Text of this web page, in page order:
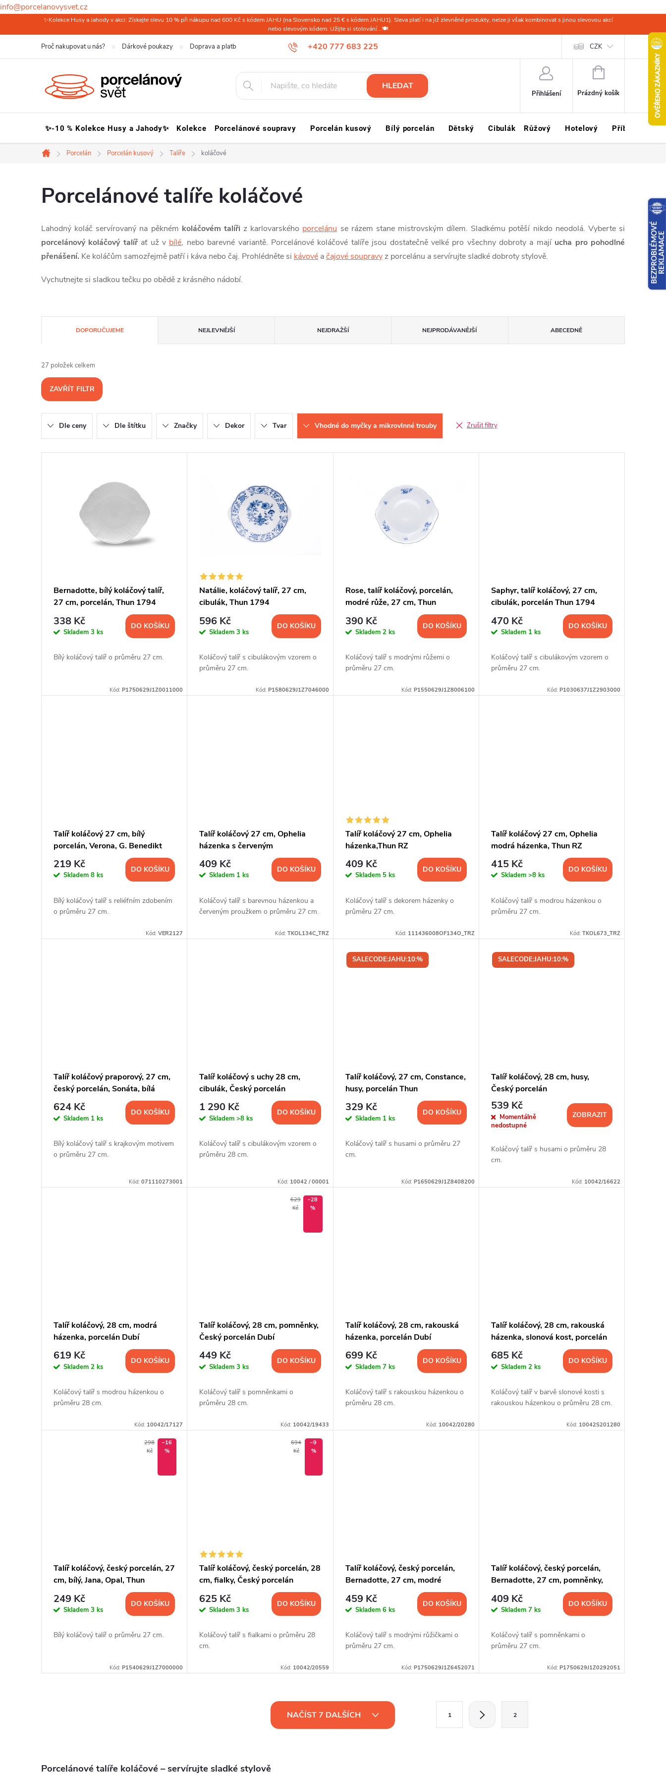
info@porcelanovysvet.cz
na
✨Kolekce Husy a Jahody v akci: Získejte slevu 10 % při nákupu nad 600 Kč s kódem JAHU (na Slovensko nad 25 € s kódem JAHU1). Sleva platí i na již zlevněné produkty, nelze ji však kombinovat s jinou slevovou akcí
nebo slevovým kódem. Užijte si stolování...🍽️
+420 777 683 225
Proč nakupovat u nás? Dárkové poukazy Doprava a platba ČR Doprava a platba Slovensko a svět Ochrana osobních údajů Kariéra
CZK
HLEDAT
Přihlášení
NÁKUPNÍ
Prázdný košík
✨-10 % Kolekce Husy a Jahody✨ Kolekce Porcelánové soupravy Porcelán kusový Bílý porcelán Dětský Cibulák Růžový Hotelový Příbory Sklo
Domů
Porcelán Porcelán kusový Talíře koláčové
Porcelánové talíře koláčové
Lahodný koláč servírovaný na pěkném koláčovém talíři z karlovarského porcelánu se rázem stane mistrovským dílem. Sladkému potěší nikdo neodolá. Vyberte si
porcelánový koláčový talířať už v bílé, nebo barevné variantě. Porcelánové koláčové talíře jsou dostatečně velké pro všechny dobroty a majíucha pro pohodlné
přenášení. Ke koláčům samozřejmě patří i káva nebo čaj. Prohlédněte si kávové ačajové soupravyz porcelánu a servírujte sladké dobroty stylově.
Vychutnejte si sladkou tečku po obědě z krásného nádobí.
a
z
e
n
í
DOPORUČUJEME NEJLEVNĚJŠÍ NEJDRAŽŠÍ NEJPRODÁVANĚJŠÍ ABECEDNĚ
27 položek celkem
ZAVŘÍT FILTR
Dle ceny Dle štítku Značky Dekor Tvar Vhodné do myčky a mikrovlnné trouby Zrušit filtry
Bernadotte, bílý koláčový talíř,
27 cm, porcelán, Thun 1794
338 Kč
Skladem 3 ks
DO KOŠÍKU
Bílý koláčový talíř o průměru 27 cm.
Kód:P1750629J1Z0011000
Natálie, koláčový talíř, 27 cm,
cibulák, Thun 1794
596 Kč
Skladem3 ks
DO KOŠÍKU
Koláčový talíř s cibulákovým vzorem o
průměru 27 cm.
Kód: P1580629J1Z7046000
Rose, talíř koláčový, porcelán,
modré růže, 27 cm, Thun
390 Kč
Skladem 2 ks
DO KOŠÍKU
Koláčový talíř s modrými růžemi o
průměru 27 cm.
Kód: P1550629J1Z8006100
Saphyr, talíř koláčový, 27 cm,
cibulák, porcelán Thun 1794
470 Kč
Skladem 1 ks
DO KOŠÍKU
Koláčový talíř s cibulákovým vzorem o
průměru 27 cm.
Kód: P1030637J1Z2903000
Talíř koláčový 27 cm, bílý
porcelán, Verona, G. Benedikt
219 Kč
Skladem 8 ks
DO KOŠÍKU
Bílý koláčový talíř s reliéfním zdobením
o průměru 27 cm.
Kód:VER2127
Talíř koláčový 27 cm, Ophelia
házenka s červeným
proužkem,Thun RZ
409 Kč
Skladem 1 ks
DO KOŠÍKU
Koláčový talíř s barevnou házenkou a
červeným proužkem o průměru 27 cm.
Kód: TKOL134C_TRZ
Talíř koláčový 27 cm, Ophelia
házenka,Thun RZ
409 Kč
Skladem 5 ks
DO KOŠÍKU
Koláčový talíř s dekorem házenky o
průměru 27 cm.
Kód: 111436008OF134O_TRZ
Talíř koláčový 27 cm, Ophelia
modrá házenka, Thun RZ
415 Kč
Skladem >8 ks
DO KOŠÍKU
Koláčový talíř s modrou házenkou o
průměru 27 cm.
Kód: TKOL673_TRZ
Talíř koláčový praporový, 27 cm,
český porcelán, Sonáta, bílá
krajka, Leander
624 Kč
Skladem 1 ks
DO KOŠÍKU
Bílý koláčový talíř s krajkovým motivem
o průměru 27 cm.
Kód:071110273001
Talíř koláčový s uchy 28 cm,
cibulák, Český porcelán
1 290 Kč
Skladem>8 ks
DO KOŠÍKU
Koláčový talíř s cibulákovým vzorem o
průměru 28 cm.
Kód: 10042 / 00001
SALECODE:JAHU:10:%
Talíř koláčový, 27 cm, Constance,
husy, porcelán Thun
329 Kč
Skladem 1 ks
DO KOŠÍKU
Koláčový talíř s husami o průměru 27
cm.
Kód: P1650629J1Z8408200
SALECODE:JAHU:10:%
Talíř koláčový, 28 cm, husy,
Český porcelán
539 Kč
Momentálně
nedostupné
ZOBRAZIT
Koláčový talíř s husami o průměru 28
cm.
Kód: 10042/16622
Talíř koláčový, 28 cm, modrá
házenka, porcelán Dubí
619 Kč
Skladem 2 ks
DO KOŠÍKU
Koláčový talíř s modrou házenkou o
průměru 28 cm.
Kód: 10042/17127
629
Kč
–28
%
Talíř koláčový, 28 cm, pomněnky,
Český porcelán Dubí
449 Kč
Skladem3 ks
DO KOŠÍKU
Koláčový talíř s pomněnkami o
průměru 28 cm.
Kód: 10042/19433
Talíř koláčový, 28 cm, rakouská
házenka, porcelán Dubí
699 Kč
Skladem 7 ks
DO KOŠÍKU
Koláčový talíř s rakouskou házenkou o
průměru 28 cm.
Kód: 10042/20280
Talíř koláčový, 28 cm, rakouská
házenka, slonová kost, porcelán
Dubí
685 Kč
Skladem 2 ks
DO KOŠÍKU
Koláčový talíř v barvě slonové kosti s
rakouskou házenkou o průměru 28 cm.
Kód: 10042S201280
298
Kč
–16
%
Talíř koláčový, český porcelán, 27
cm, bílý, Jana, Opal, Thun
249 Kč
Skladem 3 ks
DO KOŠÍKU
Bílý koláčový talíř o průměru 27 cm.
Kód:P1540629J1Z7000000
694
Kč
–9
%
Talíř koláčový, český porcelán, 28
cm, fialky, Český porcelán
625 Kč
Skladem3 ks
DO KOŠÍKU
Koláčový talíř s fialkami o průměru 28
cm.
Kód: 10042/20559
Talíř koláčový, český porcelán,
Bernadotte, 27 cm, modré
růžičky, Thun
459 Kč
Skladem 6 ks
DO KOŠÍKU
Koláčový talíř s modrými růžičkami o
průměru 27 cm.
Kód: P1750629J1Z6452071
Talíř koláčový, český porcelán,
Bernadotte, 27 cm, pomněnky,
409 Kč
Skladem 7 ks
DO KOŠÍKU
Koláčový talíř s pomněnkami o
průměru 27 cm.
Kód: P1750629J1Z0292051
á
NAČÍST 7 DALŠÍCH 1 2
Porcelánové talíře koláčové – servírujte sladké stylově